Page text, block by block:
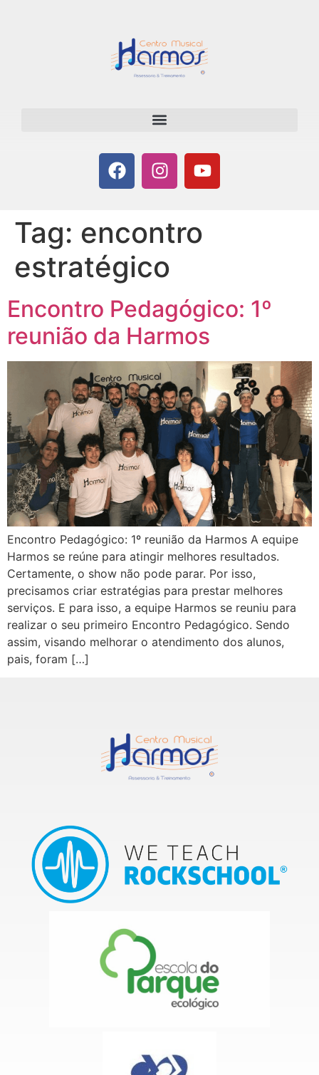
Tag: encontro
estratégico
Encontro Pedagógico: 1º
reunião da Harmos
Encontro Pedagógico: 1º reunião da Harmos A equipe
Harmos se reúne para atingir melhores resultados.
Certamente, o show não pode parar. Por isso,
precisamos criar estratégias para prestar melhores
serviços. E para isso, a equipe Harmos se reuniu para
realizar o seu primeiro Encontro Pedagógico. Sendo
assim, visando melhorar o atendimento dos alunos,
pais, foram […]